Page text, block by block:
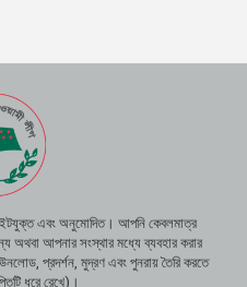
এবং অনুমোদিত। আপনি কেবলমাত্র
অথবা আপনার সংস্থার মধ্যে ব্যবহার করার
প্রদর্শন, মুদ্রণ এবং পুনরায় তৈরি করতে
ধরে রেখে)।